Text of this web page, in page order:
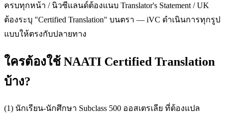
ครบทุกหน้า / นิวซีแลนด์ต้องแนบ Translator's Statement / UK
ต้องระบุ "Certified Translation" บนตรา — iVC ดำเนินการทุกรูป
แบบให้ตรงกับปลายทาง
ใครต้องใช้ NAATI Certified Translation
บ้าง?
(1) นักเรียน-นักศึกษา Subclass 500 ออสเตรเลีย ที่ต้องแปล